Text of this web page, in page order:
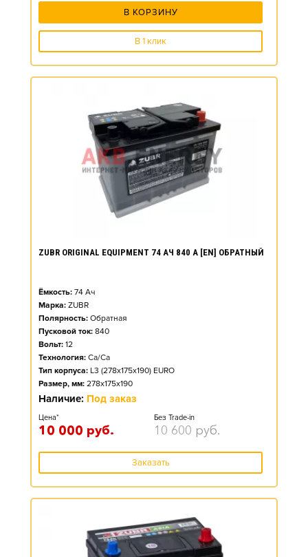
В КОРЗИНУ
В 1 клик
ZUBR ORIGINAL EQUIPMENT 74 АЧ 840 А [EN] ОБРАТНЫЙ
Ёмкость: 74 Ач
Марка: ZUBR
Полярность: Обратная
Пусковой ток: 840
Вольт: 12
Технология: Ca/Ca
Тип корпуса: L3 (278x175x190) EURO
Размер, мм: 278x175x190
Наличие: Под заказ
Цена*
10 000 руб.
Без Trade-in
10 600 руб.
Заказать